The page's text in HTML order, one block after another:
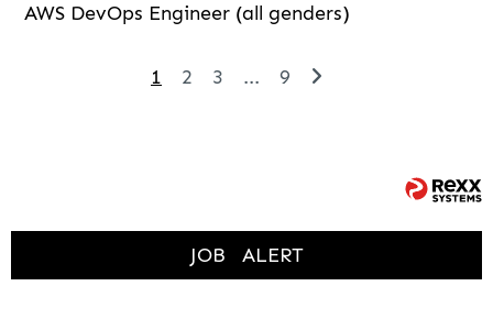
AWS DevOps Engineer (all genders)
1 2 3 ... 9
JOB ALERT